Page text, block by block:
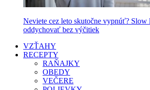
Neviete cez leto skutočne vypnúť? Slow
oddychovať bez výčitiek
VZŤAHY
RECEPTY
RAŇAJKY
OBEDY
VEČERE